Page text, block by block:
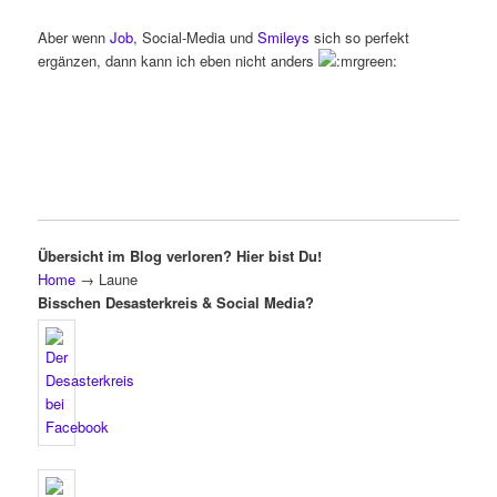
Aber wennJob, Social-Media undSmileys sich so perfekt
ergänzen, dann kann ich eben nicht anders
Übersicht im Blog verloren? Hier bist Du!
Home → Laune
Bisschen Desasterkreis & Social Media?